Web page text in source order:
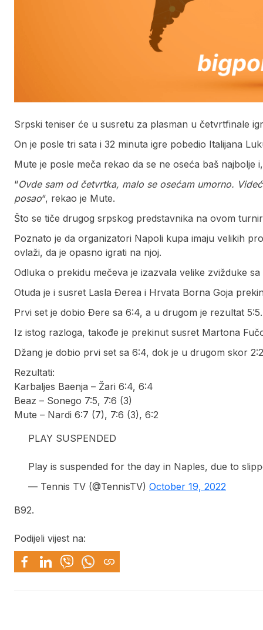
Srpski teniser će u susretu za plasman u četvrtfinale
On je posle tri sata i 32 minuta igre pobedio Italijana
Mute je posle meča rekao da se ne oseća baš
“Ovde sam od četvrtka, malo se osećam umorno.
posao“, rekao je Mute.
Što se tiče drugog srpskog predstavnika na ovom
Poznato je da organizatori Napoli kupa imaju velikih
ovlaži, da je opasno igrati na njoj.
Odluka o prekidu mečeva je izazvala velike zvižduke sa
Otuda je i susret Lasla Đerea i Hrvata Borna Goja
Prvi set je dobio Đere sa 6:4, a u drugom je rezultat 5:5.
Iz istog razloga, takođe je prekinut susret Martona
Džang je dobio prvi set sa 6:4, dok je u drugom skor
Rezultati:
Karbaljes Baenja – Žari 6:4, 6:4
Beaz – Sonego 7:5, 7:6 (3)
Mute – Nardi 6:7 (7), 7:6 (3), 6:2
PLAY SUSPENDED
Play is suspended for the day in Naples, due to
— Tennis TV (@TennisTV) October 19, 2022
B92.
Podijeli vijest na: